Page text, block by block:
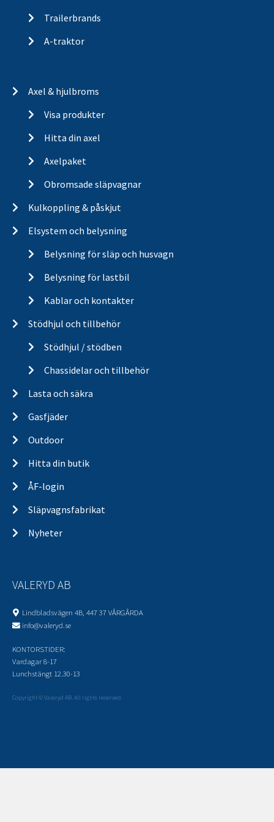
Trailerbrands
A-traktor
Axel & hjulbroms
Visa produkter
Hitta din axel
Axelpaket
Obromsade släpvagnar
Kulkoppling & påskjut
Elsystem och belysning
Belysning för släp och husvagn
Belysning för lastbil
Kablar och kontakter
Stödhjul och tillbehör
Stödhjul / stödben
Chassidelar och tillbehör
Lasta och säkra
Gasfjäder
Outdoor
Hitta din butik
ÅF-login
Släpvagnsfabrikat
Nyheter
VALERYD AB
Lindbladsvägen 4B, 447 37 VÅRGÅRDA
info@valeryd.se
KONTORSTIDER:
Vardagar 8-17
Lunchstängt 12.30-13
Copyright © Valeryd AB. All rights reserved.